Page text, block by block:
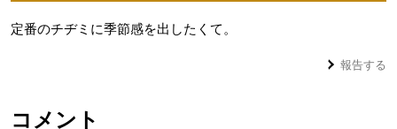
定番のチヂミに季節感を出したくて。
報告する
コメント